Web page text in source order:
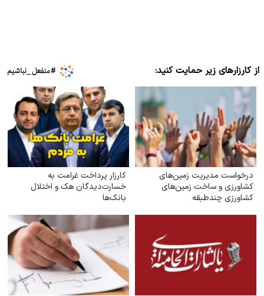
از کارزارهای زیر حمایت کنید:
درخواست مدیریت زمین‌های
کشاورزی و ساخت زمین‌های
کشاورزی چندطبقه
کارزار پرداخت غرامت به
خسارت‌دیدگان هک و اختلال
بانک‌ها